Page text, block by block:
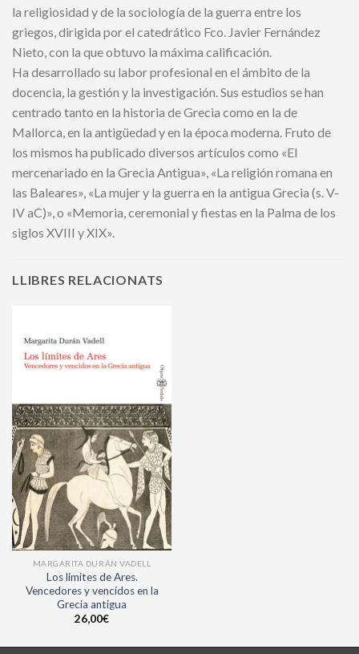
la religiosidad y de la sociología de la guerra entre los
griegos, dirigida por el catedrático Fco. Javier Fernández
Nieto, con la que obtuvo la máxima calificación.
Ha desarrollado su labor profesional en el ámbito de la
docencia, la gestión y la investigación. Sus estudios se han
centrado tanto en la historia de Grecia como en la de
Mallorca, en la antigüedad y en la época moderna. Fruto de
los mismos ha publicado diversos artículos como «El
mercenariado en la Grecia Antigua», «La religión romana en
las Baleares», «La mujer y la guerra en la antigua Grecia (s. V-
IV aC)», o «Memoria, ceremonial y fiestas en la Palma de los
siglos XVIII y XIX».
LLIBRES RELACIONATS
MARGARITA DURÁN VADELL
Los límites de Ares.
Vencedores y vencidos en la
Grecia antigua
26,00€